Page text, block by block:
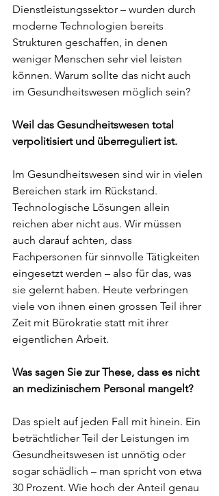
Dienstleistungssektor – wurden durch
moderne Technologien bereits
Strukturen geschaffen, in denen
weniger Menschen sehr viel leisten
können. Warum sollte das nicht auch
im Gesundheitswesen möglich sein?
Weil das Gesundheitswesen total
verpolitisiert und überreguliert ist.
Im Gesundheitswesen sind wir in vielen
Bereichen stark im Rückstand.
Technologische Lösungen allein
reichen aber nicht aus. Wir müssen
auch darauf achten, dass
Fachpersonen für sinnvolle Tätigkeiten
eingesetzt werden – also für das, was
sie gelernt haben. Heute verbringen
viele von ihnen einen grossen Teil ihrer
Zeit mit Bürokratie statt mit ihrer
eigentlichen Arbeit.
Was sagen Sie zur These, dass es nicht
an medizinischem Personal mangelt?
Das spielt auf jeden Fall mit hinein. Ein
beträchtlicher Teil der Leistungen im
Gesundheitswesen ist unnötig oder
sogar schädlich – man spricht von etwa
30 Prozent. Wie hoch der Anteil genau